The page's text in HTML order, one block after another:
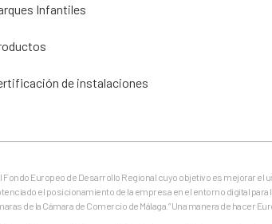
Infantiles
de instalaciones
Fondo Europeo de Desarrollo Regional cuyo objetivo es mejorar
el posicionamiento de la empresa en el entorno digital
de la Cámara de Comercio de Málaga.” Una manera de hacer